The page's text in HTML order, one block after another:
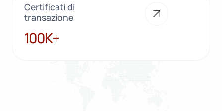
Certificati di
transazione
100K+
100K+